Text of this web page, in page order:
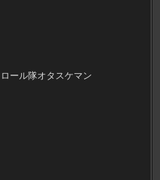
ール隊オタスケマン